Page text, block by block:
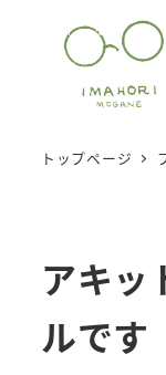
トップページ
アキッ
ルです